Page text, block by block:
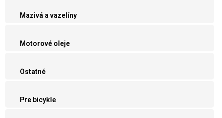
Mazivá a vazelíny
Motorové oleje
Ostatné
Pre bicykle